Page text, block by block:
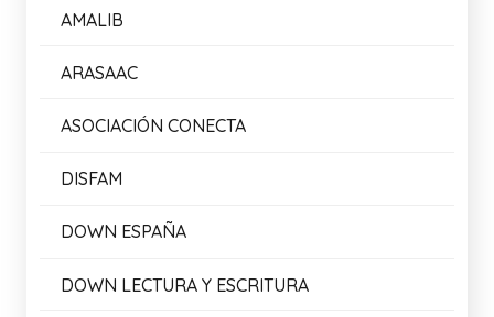
AMALIB
ARASAAC
ASOCIACIÓN CONECTA
DISFAM
DOWN ESPAÑA
DOWN LECTURA Y ESCRITURA